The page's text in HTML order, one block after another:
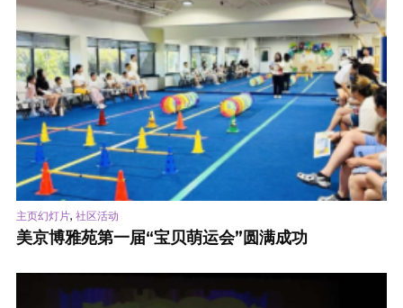
主页幻灯片, 社区活动
美京博雅苑第一届“宝贝萌运会”圆满成功